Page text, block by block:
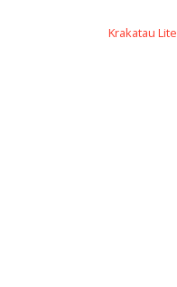
Krakatau Lite